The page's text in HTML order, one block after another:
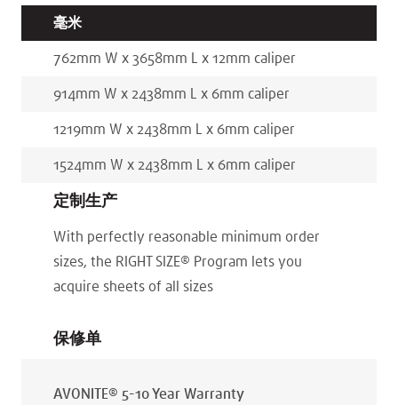
毫米
762mm W x 3658mm L x 12mm caliper
914mm W x 2438mm L x 6mm caliper
1219mm W x 2438mm L x 6mm caliper
1524mm W x 2438mm L x 6mm caliper
定制生产
With perfectly reasonable minimum order
sizes, the RIGHT SIZE® Program lets you
acquire sheets of all sizes
保修单
AVONITE® 5-10 Year Warranty